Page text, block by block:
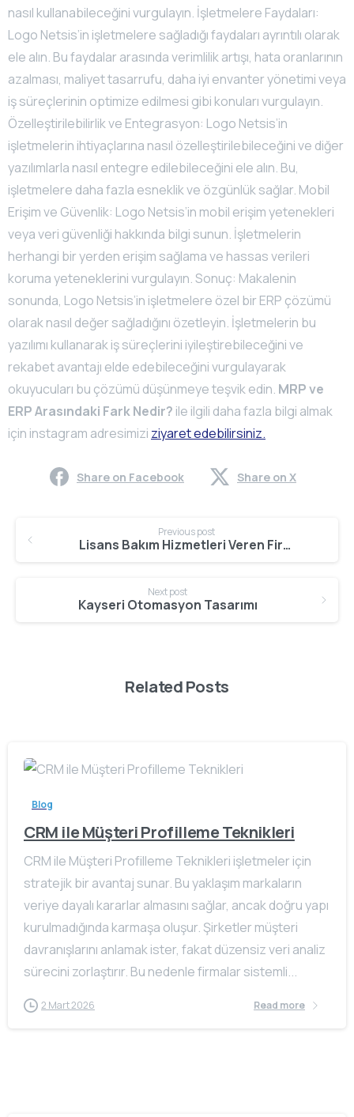
nasıl kullanabileceğini vurgulayın. İşletmelere Faydaları:
Logo Netsis’in işletmelere sağladığı faydaları ayrıntılı olarak
ele alın. Bu faydalar arasında verimlilik artışı, hata oranlarının
azalması, maliyet tasarrufu, daha iyi envanter yönetimi veya
iş süreçlerinin optimize edilmesi gibi konuları vurgulayın.
Özelleştirilebilirlik ve Entegrasyon: Logo Netsis’in
işletmelerin ihtiyaçlarına nasıl özelleştirilebileceğini ve diğer
yazılımlarla nasıl entegre edilebileceğini ele alın. Bu,
işletmelere daha fazla esneklik ve özgünlük sağlar. Mobil
Erişim ve Güvenlik: Logo Netsis’in mobil erişim yetenekleri
veya veri güvenliği hakkında bilgi sunun. İşletmelerin
herhangi bir yerden erişim sağlama ve hassas verileri
koruma yeteneklerini vurgulayın. Sonuç: Makalenin
sonunda, Logo Netsis’in işletmelere özel bir ERP çözümü
olarak nasıl değer sağladığını özetleyin. İşletmelerin bu
yazılımı kullanarak iş süreçlerini iyileştirebileceğini ve
rekabet avantajı elde edebileceğini vurgulayarak
okuyucuları bu çözümü düşünmeye teşvik edin. MRP ve
ERP Arasındaki Fark Nedir? ile ilgili daha fazla bilgi almak
için instagram adresimizi ziyaret edebilirsiniz.
Share on Facebook Share on X
Reading
Previous post
Lisans Bakım Hizmetleri Veren Firmalar
Next post
Kayseri Otomasyon Tasarımı
Related Posts
Blog
CRM ile Müşteri Profilleme Teknikleri
CRM ile Müşteri Profilleme Teknikleri işletmeler için
stratejik bir avantaj sunar. Bu yaklaşım markaların
veriye dayalı kararlar almasını sağlar, ancak doğru yapı
kurulmadığında karmaşa oluşur. Şirketler müşteri
davranışlarını anlamak ister, fakat düzensiz veri analiz
sürecini zorlaştırır. Bu nedenle firmalar sistemli...
2 Mart 2026 Read more